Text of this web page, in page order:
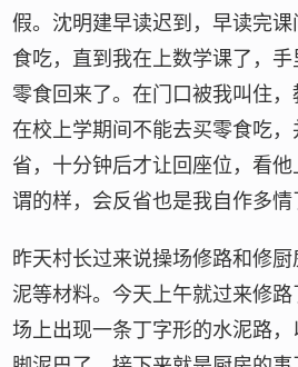
假。沈明建早读迟到，早读完
食吃，直到我在上数学课了，
零食回来了。在门口被我叫住
在校上学期间不能去买零食吃
省，十分钟后才让回座位，看
谓的样，会反省也是我自作多情
昨天村长过来说操场修路和修
泥等材料。今天上午就过来修
场上出现一条丁字形的水泥路